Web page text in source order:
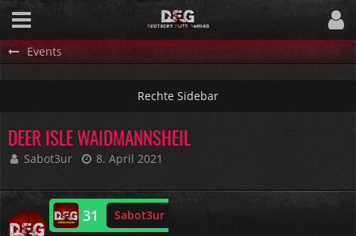
Events
DEER ISLE WAIDMANNSHEIL
Sabot3ur 8. April 2021
Online 31 Sabot3ur